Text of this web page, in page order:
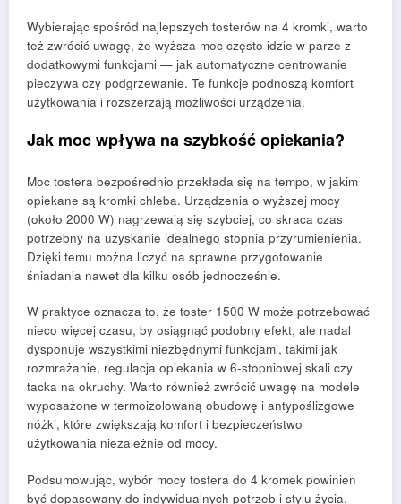
Wybierając spośród najlepszych tosterów na 4 kromki, warto
też zwrócić uwagę, że wyższa moc często idzie w parze z
dodatkowymi funkcjami — jak automatyczne centrowanie
pieczywa czy podgrzewanie. Te funkcje podnoszą komfort
użytkowania i rozszerzają możliwości urządzenia.
Jak moc wpływa na szybkość opiekania?
Moc tostera bezpośrednio przekłada się na tempo, w jakim
opiekane są kromki chleba. Urządzenia o wyższej mocy
(około 2000 W) nagrzewają się szybciej, co skraca czas
potrzebny na uzyskanie idealnego stopnia przyrumienienia.
Dzięki temu można liczyć na sprawne przygotowanie
śniadania nawet dla kilku osób jednocześnie.
W praktyce oznacza to, że toster 1500 W może potrzebować
nieco więcej czasu, by osiągnąć podobny efekt, ale nadal
dysponuje wszystkimi niezbędnymi funkcjami, takimi jak
rozmrażanie, regulacja opiekania w 6-stopniowej skali czy
tacka na okruchy. Warto również zwrócić uwagę na modele
wyposażone w termoizolowaną obudowę i antypoślizgowe
nóżki, które zwiększają komfort i bezpieczeństwo
użytkowania niezależnie od mocy.
Podsumowując, wybór mocy tostera do 4 kromek powinien
być dopasowany do indywidualnych potrzeb i stylu życia.